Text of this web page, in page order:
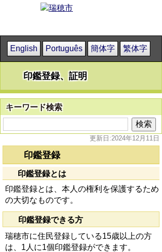
English Português 簡体字 繁体字
印鑑登録、証明
キーワード検索
更新日:2024年12月11日
印鑑登録
印鑑登録とは
印鑑登録とは、本人の権利を保護するため
の大切なものです。
印鑑登録できる方
瑞穂市に住民登録している15歳以上の方
は、1人に1個印鑑登録ができます。